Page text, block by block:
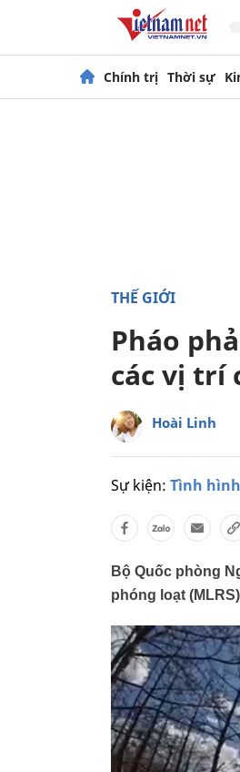
Chính trị Thời sự
THẾ GIỚI
Pháo
các vị trí
Hoài Linh
Sự kiện: Tình
Bộ Quốc phòng
phóng loạt